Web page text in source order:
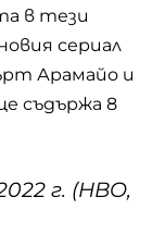
в тези
сериал
Арамайо и
съдържа 8
г. (HBO,